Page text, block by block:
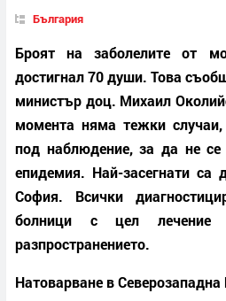
България
Броят на заболелите от
достигнал 70 души. Това
министър доц. Михаил
момента няма тежки случаи,
под наблюдение, за да не се
епидемия. Най-засегнати са
София. Всички
болници с цел лечение
разпространението.
Натоварване в Северозападна